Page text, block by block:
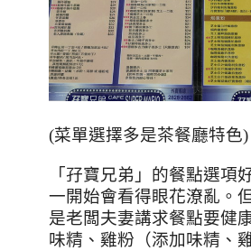
(菜單選擇多是茶餐廳特色)
「孖寶兄弟」的餐點選項
一開始會看得眼花潦亂。
是老闆夫妻講求餐點要健
味精、雞粉（添加味精、